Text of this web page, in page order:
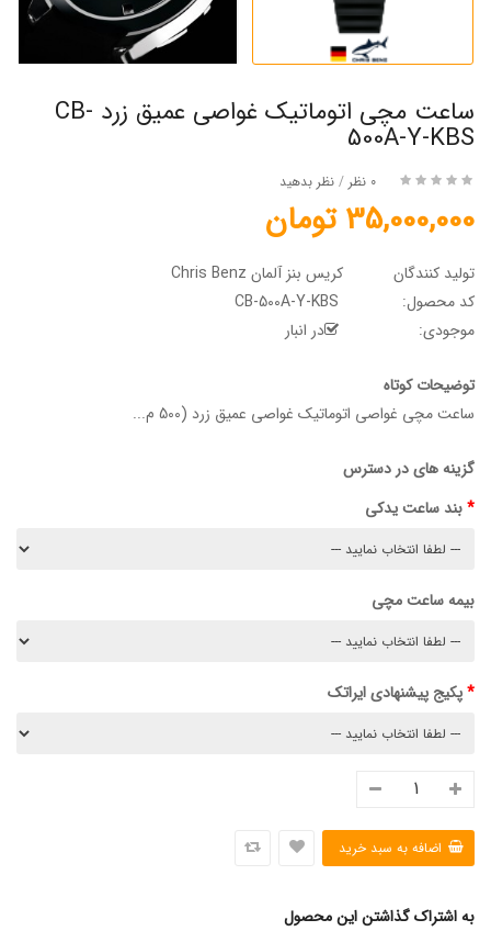
ساعت مچی اتوماتیک غواصی عمیق زرد CB-
500A-Y-KBS
0 نظر / نظر بدهید
35,000,000 تومان
تولید کنندگان
کریس بنز آلمان Chris Benz
کد محصول:
موجودی:
در انبار
توضیحات کوتاه
ساعت مچی غواصی اتوماتیک غواصی عمیق زرد (500 م...
گزینه های در دسترس
بند ساعت یدکی
بیمه ساعت مچی
پکیج پیشنهادی ایراتک
به اشتراک گذاشتن این محصول